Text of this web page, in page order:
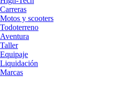
Carreras
Motos y scooters
Todoterreno
Aventura
Taller
Equipaje
Liquidación
Marcas